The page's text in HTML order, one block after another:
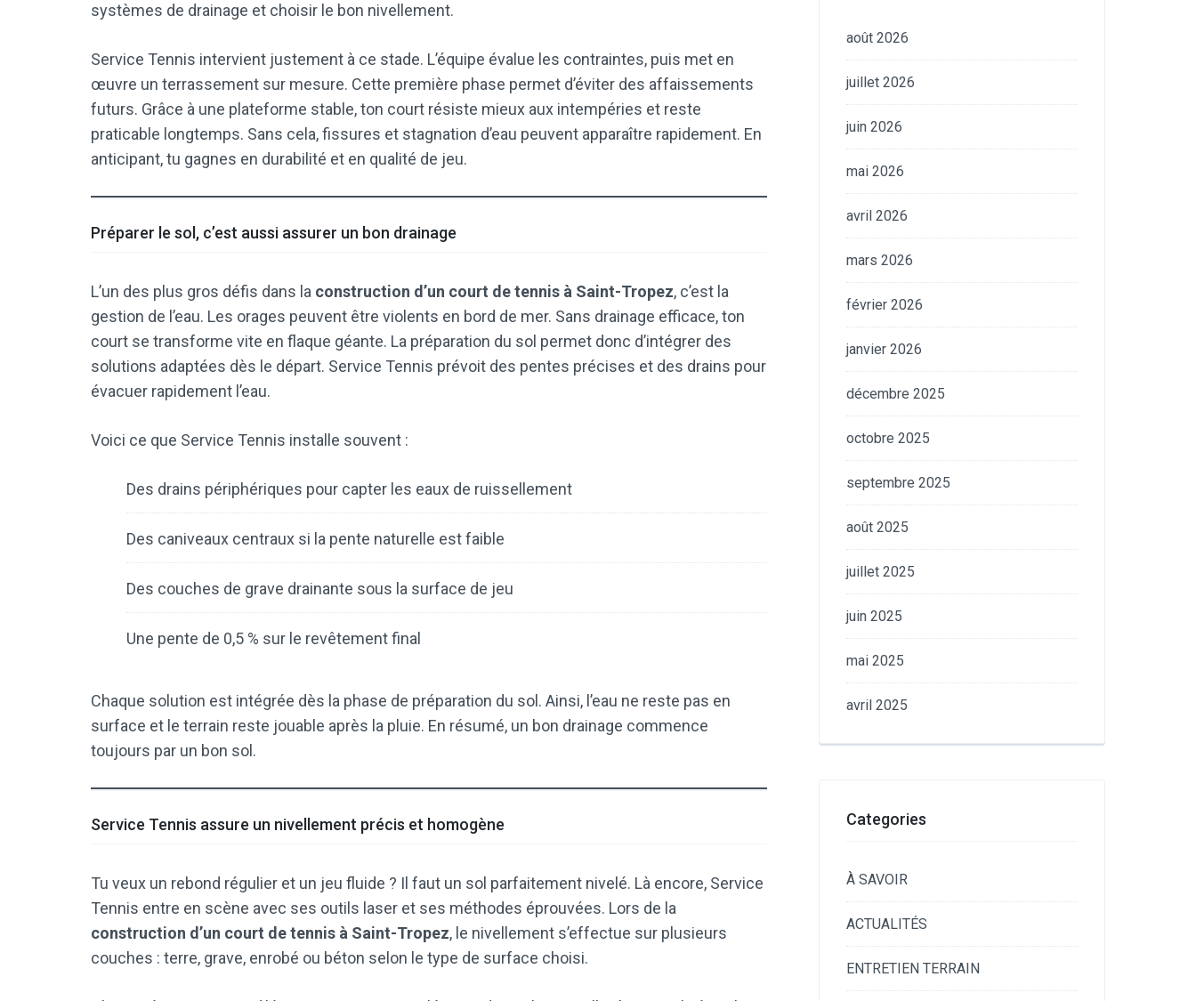
systèmes de drainage et choisir le bon nivellement.
Service Tennis intervient justement à ce stade. L’équipe évalue les contraintes, puis met en
œuvre un terrassement sur mesure. Cette première phase permet d’éviter des affaissements
futurs. Grâce à une plateforme stable, ton court résiste mieux aux intempéries et reste
praticable longtemps. Sans cela, fissures et stagnation d’eau peuvent apparaître rapidement. En
anticipant, tu gagnes en durabilité et en qualité de jeu.
Préparer le sol, c’est aussi assurer un bon drainage
L’un des plus gros défis dans la construction d’un court de tennis à Saint-Tropez, c’est la
gestion de l’eau. Les orages peuvent être violents en bord de mer. Sans drainage efficace, ton
court se transforme vite en flaque géante. La préparation du sol permet donc d’intégrer des
solutions adaptées dès le départ. Service Tennis prévoit des pentes précises et des drains pour
évacuer rapidement l’eau.
Voici ce que Service Tennis installe souvent :
Des drains périphériques pour capter les eaux de ruissellement
Des caniveaux centraux si la pente naturelle est faible
Des couches de grave drainante sous la surface de jeu
Une pente de 0,5 % sur le revêtement final
Chaque solution est intégrée dès la phase de préparation du sol. Ainsi, l’eau ne reste pas en
surface et le terrain reste jouable après la pluie. En résumé, un bon drainage commence
toujours par un bon sol.
Service Tennis assure un nivellement précis et homogène
Tu veux un rebond régulier et un jeu fluide ? Il faut un sol parfaitement nivelé. Là encore, Service
Tennis entre en scène avec ses outils laser et ses méthodes éprouvées. Lors de la
construction d’un court de tennis à Saint-Tropez, le nivellement s’effectue sur plusieurs
couches : terre, grave, enrobé ou béton selon le type de surface choisi.
août 2026
juillet 2026
juin 2026
mai 2026
avril 2026
mars 2026
février 2026
janvier 2026
décembre 2025
octobre 2025
septembre 2025
août 2025
juillet 2025
juin 2025
mai 2025
avril 2025
Categories
À SAVOIR
ACTUALITÉS
ENTRETIEN TERRAIN